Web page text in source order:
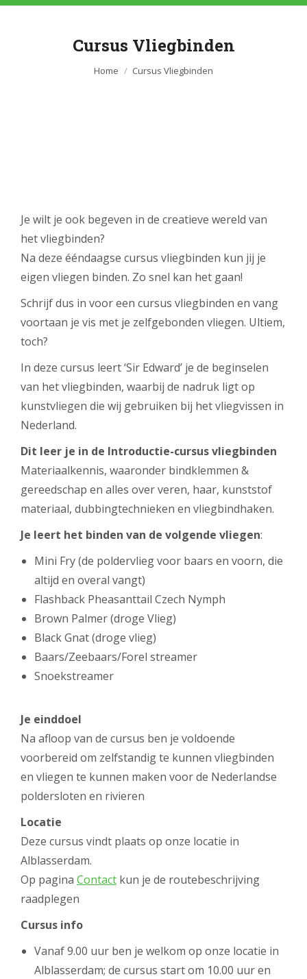
Cursus Vliegbinden
Je bent hier:
Home Cursus Vliegbinden
Je wilt je ook begeven in de creatieve wereld van
het vliegbinden?
Na deze ééndaagse cursus vliegbinden kun jij je
eigen vliegen binden. Zo snel kan het gaan!
Schrijf dus in voor een cursus vliegbinden en vang
voortaan je vis met je zelfgebonden vliegen. Ultiem,
toch?
In deze cursus leert ‘Sir Edward’ je de beginselen
van het vliegbinden, waarbij de nadruk ligt op
kunstvliegen die wij gebruiken bij het vliegvissen in
Nederland.
Dit leer je in de Introductie-cursus vliegbinden
Materiaalkennis, waaronder bindklemmen &
gereedschap en alles over veren, haar, kunststof
materiaal, dubbingtechnieken en vliegbindhaken.
Je leert het binden van de volgende vliegen:
Mini Fry (de poldervlieg voor baars en voorn, die
altijd en overal vangt)
Flashback Pheasanttail Czech Nymph
Brown Palmer (droge Vlieg)
Black Gnat (droge vlieg)
Baars/Zeebaars/Forel streamer
Snoekstreamer
Je einddoel
Na afloop van de cursus ben je voldoende
voorbereid om zelfstandig te kunnen vliegbinden
en vliegen te kunnen maken voor de Nederlandse
poldersloten en rivieren
Locatie
Deze cursus vindt plaats op onze locatie in
Alblasserdam.
Op pagina Contact kun je de routebeschrijving
raadplegen
Cursus info
Vanaf 9.00 uur ben je welkom op onze locatie in
Alblasserdam; de cursus start om 10.00 uur en